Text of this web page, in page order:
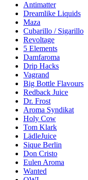
Antimatter
Dreamlike Liquids
Maza
Cubarillo / Sigarillo
Revoltage
5 Elements
Damfaroma
Drip Hacks
Vagrand
Big Bottle Flavours
Redback Juice
Dr. Frost
Aroma Syndikat
Holy Cow
Tom Klark
LädleJuice
Sique Berlin
Don Cristo
Eulen Aroma
Wanted